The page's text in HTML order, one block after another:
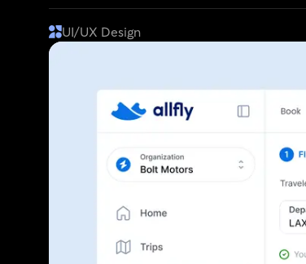
UI/UX Design